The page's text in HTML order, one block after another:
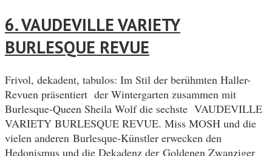
6. VAUDEVILLE VARIETY
BURLESQUE REVUE
Frivol, dekadent, tabulos: Im Stil der berühmten Haller-
Revuen präsentiert der Wintergarten zusammen mit
Burlesque-Queen Sheila Wolf die sechste VAUDEVILLE
VARIETY BURLESQUE REVUE. Miss MOSH und die
vielen anderen Burlesque-Künstler erwecken den
Hedonismus und die Dekadenz der Goldenen Zwanziger